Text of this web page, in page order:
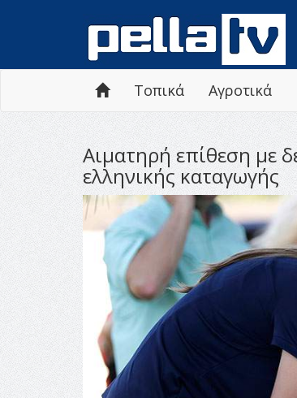
Τοπικά Αγροτικά
Αιματηρή επίθεση με
ελληνικής καταγωγής